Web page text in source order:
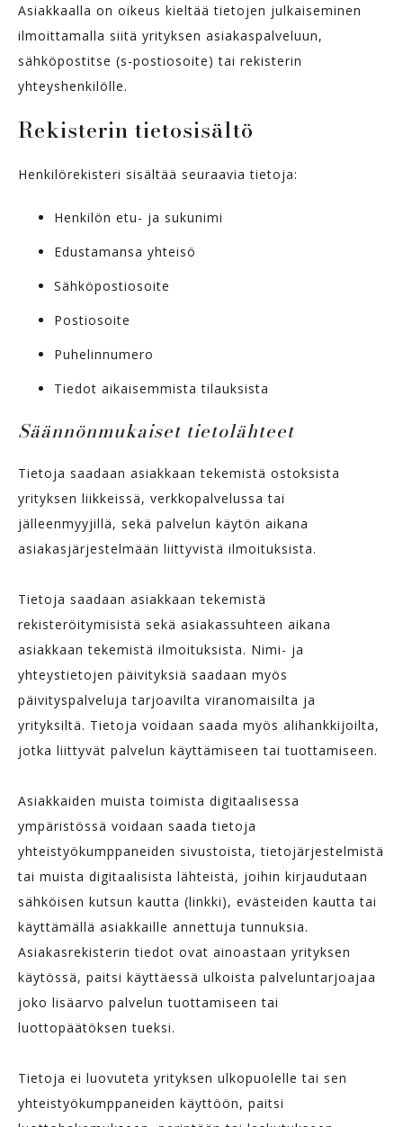
Asiakkaalla on oikeus kieltää tietojen julkaiseminen
ilmoittamalla siitä yrityksen asiakaspalveluun,
sähköpostitse (s-postiosoite) tai rekisterin
yhteyshenkilölle.
Rekisterin tietosisältö
Henkilörekisteri sisältää seuraavia tietoja:
Henkilön etu- ja sukunimi
Edustamansa yhteisö
Sähköpostiosoite
Postiosoite
Puhelinnumero
Tiedot aikaisemmista tilauksista
Säännönmukaiset tietolähteet
Tietoja saadaan asiakkaan tekemistä ostoksista
yrityksen liikkeissä, verkkopalvelussa tai
jälleenmyyjillä, sekä palvelun käytön aikana
asiakasjärjestelmään liittyvistä ilmoituksista.
Tietoja saadaan asiakkaan tekemistä
rekisteröitymisistä sekä asiakassuhteen aikana
asiakkaan tekemistä ilmoituksista. Nimi- ja
yhteystietojen päivityksiä saadaan myös
päivityspalveluja tarjoavilta viranomaisilta ja
yrityksiltä. Tietoja voidaan saada myös alihankkijoilta,
jotka liittyvät palvelun käyttämiseen tai tuottamiseen.
Asiakkaiden muista toimista digitaalisessa
ympäristössä voidaan saada tietoja
yhteistyökumppaneiden sivustoista, tietojärjestelmistä
tai muista digitaalisista lähteistä, joihin kirjaudutaan
sähköisen kutsun kautta (linkki), evästeiden kautta tai
käyttämällä asiakkaille annettuja tunnuksia.
Asiakasrekisterin tiedot ovat ainoastaan yrityksen
käytössä, paitsi käyttäessä ulkoista palveluntarjoajaa
joko lisäarvo palvelun tuottamiseen tai
luottopäätöksen tueksi.
Tietoja ei luovuteta yrityksen ulkopuolelle tai sen
yhteistyökumppaneiden käyttöön, paitsi